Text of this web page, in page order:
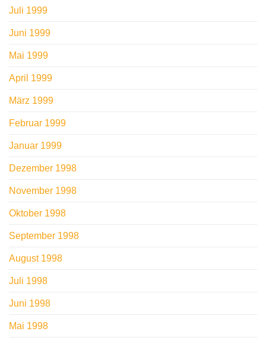
Juli 1999
Juni 1999
Mai 1999
April 1999
März 1999
Februar 1999
Januar 1999
Dezember 1998
November 1998
Oktober 1998
September 1998
August 1998
Juli 1998
Juni 1998
Mai 1998